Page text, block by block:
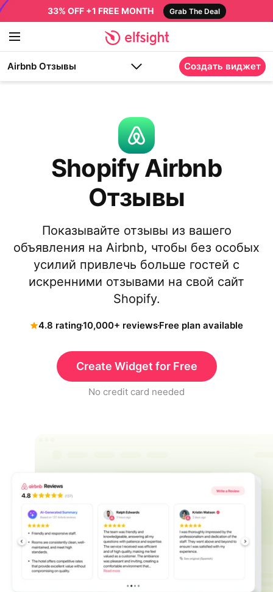
33% OFF +1 FREE MONTH Grab The Deal
Airbnb Отзывы Создать виджет
Shopify Airbnb
Отзывы
Показывайте отзывы из вашего
объявления на Airbnb, чтобы без особых
усилий привлечь больше гостей с
искренними отзывами на свой сайт
Shopify.
4.8 rating10,000+ reviewsFree plan available
Create Widget for Free
No credit card needed